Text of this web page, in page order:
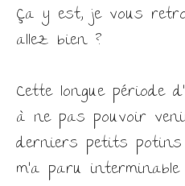
Ça y est, je vous
allez bien ?
Cette longue période
à ne pas pouvoir
derniers petits potins
m’a paru